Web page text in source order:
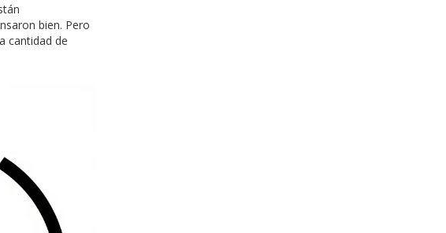
bien. Pero
cantidad de